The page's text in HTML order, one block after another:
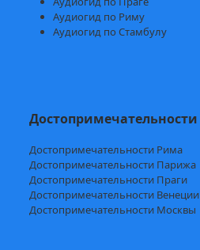
Аудиогид по Риму
Аудиогид по Стамбулу
Достопримечательности
Достопримечательности Рима
Достопримечательности Парижа
Достопримечательности Праги
Достопримечательности Венеции
Достопримечательности Москвы